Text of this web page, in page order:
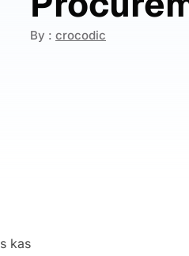
By : crocodic
kas